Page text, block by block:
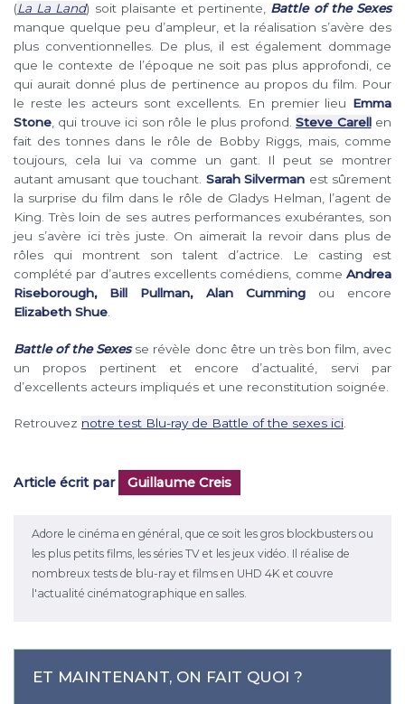
(La La Land) soit plaisante et pertinente, Battle of the Sexes
manque quelque peu d’ampleur, et la réalisation s’avère des
plus conventionnelles. De plus, il est également dommage
que le contexte de l’époque ne soit pas plus approfondi, ce
qui aurait donné plus de pertinence au propos du film. Pour
le reste les acteurs sont excellents. En premier lieu Emma
Stone, qui trouve ici son rôle le plus profond.Steve Carellen
fait des tonnes dans le rôle de Bobby Riggs, mais, comme
toujours, cela lui va comme un gant. Il peut se montrer
autant amusant que touchant. Sarah Silverman est sûrement
la surprise du film dans le rôle de Gladys Helman, l’agent de
King. Très loin de ses autres performances exubérantes, son
jeu s’avère ici très juste. On aimerait la revoir dans plus de
rôles qui montrent son talent d’actrice. Le casting est
complété par d’autres excellents comédiens, comme Andrea
Riseborough, Bill Pullman, Alan Cummingou encore
Elizabeth Shue.
Battle of the Sexesse révèle donc être un très bon film, avec
un propos pertinent et encore d’actualité, servi par
d’excellents acteurs impliqués et une reconstitution soignée.
Retrouvez notre test Blu-ray de Battle of the sexes ici
Article écrit par Guillaume Creis
Adore le cinéma en général, que ce soit les gros blockbusters ou
les plus petits films, les séries TV et les jeux vidéo. Il réalise de
nombreux tests de blu-ray et films en UHD 4K et couvre
l'actualité cinématographique en salles.
ET MAINTENANT, ON FAIT QUOI ?